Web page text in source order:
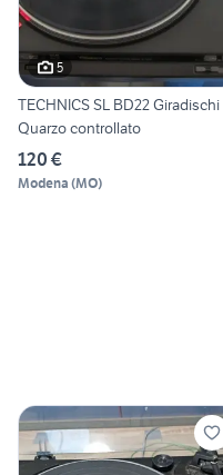
5
TECHNICS SL BD22 Giradischi
Quarzo controllato
120 €
Modena (MO)